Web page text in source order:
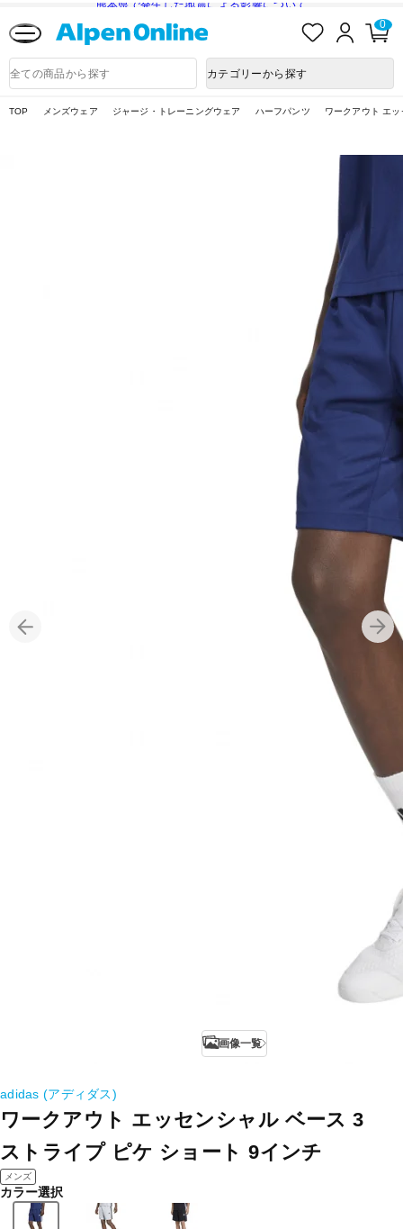
熊本県で発生した地震による影響について
入
ロ
ン
0
品
検
カテゴリーから探す
TOP メンズウェア ジャージ・トレーニングウェア ハーフパンツ ワークアウト エ
画像一覧
adidas (アディダス)
ワークアウト エッセンシャル ベース 3
ストライプ ピケ ショート 9インチ
メンズ
カラー選択